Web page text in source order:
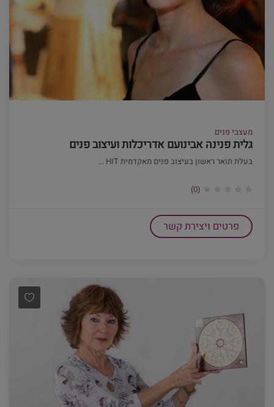
מעצבי פנים
גלית פנינה אבינועם אדריכלות ועיצוב פנים
בעלת תואר ראשון בעיצוב פנים מאקדמית HIT ...
(0)
פרטים ויצירת קשר